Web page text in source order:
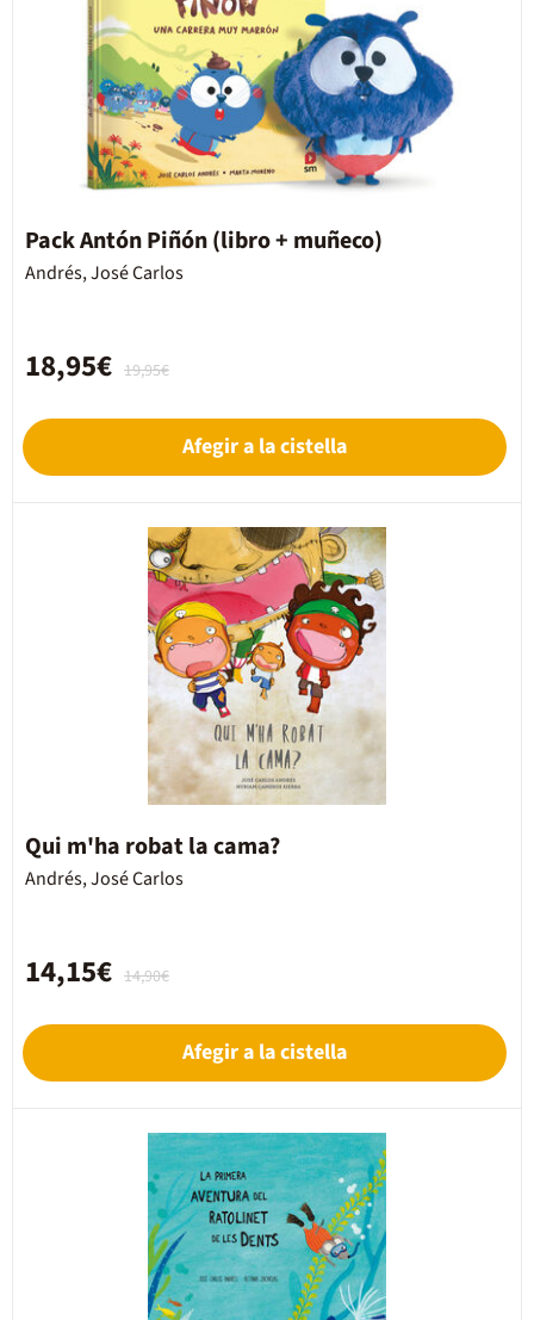
Pack Antón Piñón (libro + muñeco)
Andrés, José Carlos
19,95€
18,95€
Afegir a la cistella
Qui m'ha robat la cama?
Andrés, José Carlos
14,90€
14,15€
Afegir a la cistella